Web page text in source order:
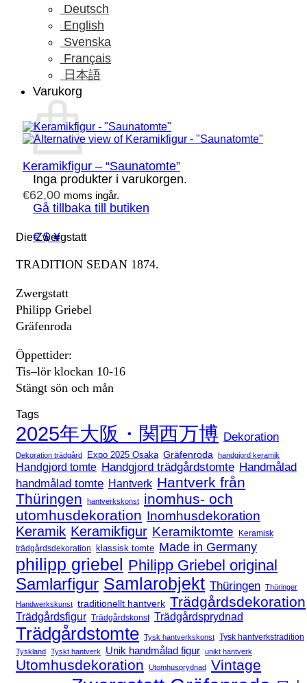
Deutsch
English
Svenska
Français
日本語
Varukorg
Inga produkter i varukorgen.
Gå tillbaka till butiken
€ $ ¥
Keramikfigur – “Saunatomte”
€62,00 moms ingår.
Die Zwergstatt
TRADITION SEDAN 1874.
Zwergstatt
Philipp Griebel
Gräfenroda
Öppettider:
Tis–lör klockan 10-16
Stängt sön och mån
Tags
2025年大阪・関西万博 Dekoration
Dekoration trädgård Expo 2025 Osaka Gräfenroda handgjord keramik
Handgjord tomte Handgjord trädgårdstomte Handmålad
handmålad tomte Hantverk Hantverk från
Thüringen
hantverkskonst
inomhus- och
utomhusdekoration Inomhusdekoration
Keramik Keramikfigur Keramiktomte
Keramisk
trädgårdsdekoration
klassisk tomte Made in Germany
philipp griebel Philipp Griebel original
Samlarfigur Samlarobjekt Thüringen Thüringer
Handwerkskunst traditionellt hantverk Trädgårdsdekoration
Trädgårdsfigur Trädgårdskonst Trädgårdsprydnad
Trädgårdstomte Tysk hantverkskonst Tysk hantverkstradition
Tyskland Tyskt hantverk Unik handmålad figur unikt hantverk
Utomhusdekoration Utomhusprydnad Vintage